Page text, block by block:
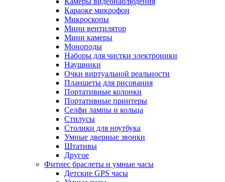
Караоке микрофон
Микроскопы
Мини вентилятор
Мини камеры
Моноподы
Наборы для чистки электроники
Наушники
Очки виртуальной реальности
Планшеты для рисования
Портативные колонки
Портативные принтеры
Селфи лампы и кольца
Стилусы
Столики для ноутбука
Умные дверные звонки
Штативы
Другое
Фитнес браслеты и умные часы
Детские GPS часы